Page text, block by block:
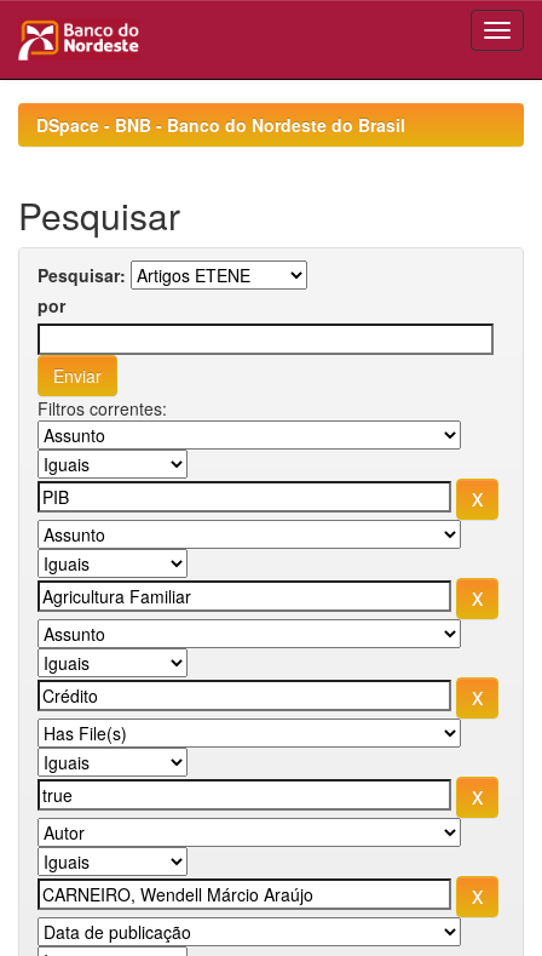
navigationDSpace - BNB - Banco do Nordeste do Brasil
Pesquisar
Pesquisar:
por
Filtros correntes: